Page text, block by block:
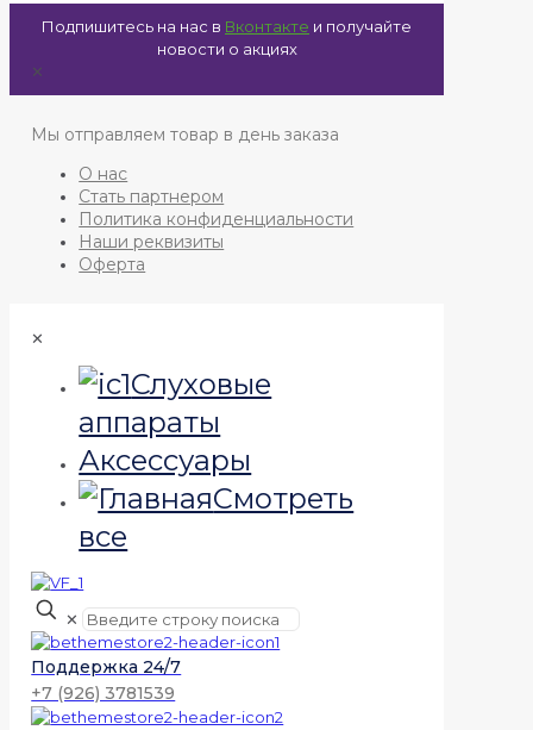
Подпишитесь на нас в Вконтакте и получайте
новости о акциях
✕
Мы отправляем товар в день заказа
О нас
Стать партнером
Политика конфиденциальности
Наши реквизиты
Оферта
✕
Слуховые
аппараты
Аксессуары
Смотреть
все
✕
Поддержка 24/7
+7 (926) 3781539